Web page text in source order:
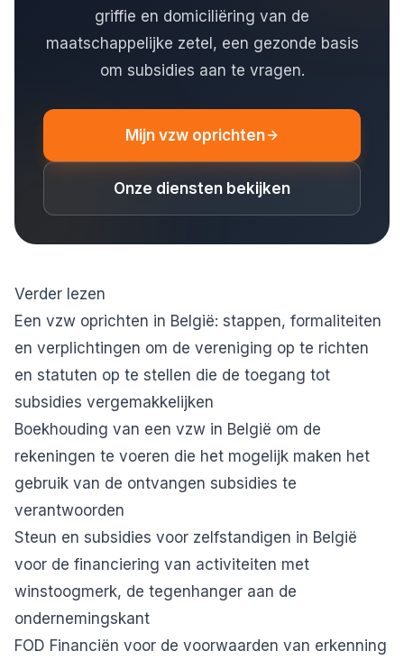
griffie en domiciliëring van de
maatschappelijke zetel, een gezonde basis
om subsidies aan te vragen.
Mijn vzw oprichten
Onze diensten bekijken
Verder lezen
Een vzw oprichten in België: stappen, formaliteiten
en verplichtingen om de vereniging op te richten
en statuten op te stellen die de toegang tot
subsidies vergemakkelijken
Boekhouding van een vzw in België om de
rekeningen te voeren die het mogelijk maken het
gebruik van de ontvangen subsidies te
verantwoorden
Steun en subsidies voor zelfstandigen in België
voor de financiering van activiteiten met
winstoogmerk, de tegenhanger aan de
ondernemingskant
FOD Financiën voor de voorwaarden van erkenning